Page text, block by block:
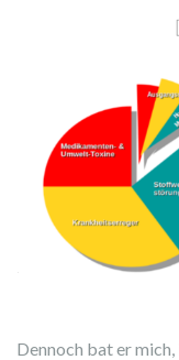
Dennoch bat er